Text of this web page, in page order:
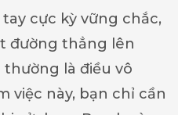
cực kỳ vững chắc,
đường thẳng lên
là điều vô
việc này, bạn chỉ cần